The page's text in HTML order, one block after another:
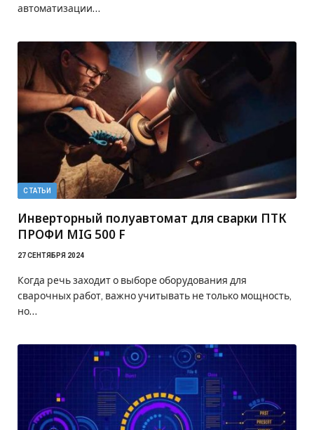
автоматизации…
СТАТЬИ
Инверторный полуавтомат для сварки ПТК
ПРОФИ MIG 500 F
27 СЕНТЯБРЯ 2024
Когда речь заходит о выборе оборудования для
сварочных работ, важно учитывать не только мощность,
но…